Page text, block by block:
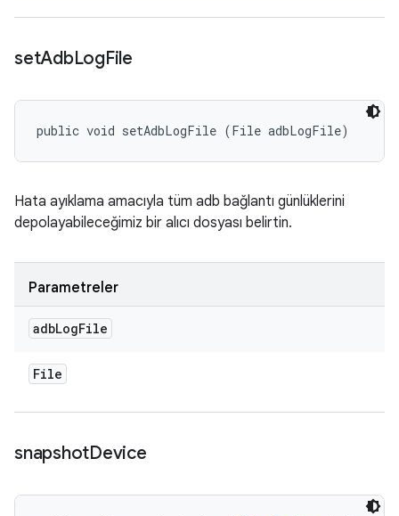
setAdbLogFile
public void setAdbLogFile (File adbLogFile)
Hata ayıklama amacıyla tüm adb bağlantı günlüklerini
depolayabileceğimiz bir alıcı dosyası belirtin.
Parametreler
adbLogFile
File
snapshotDevice